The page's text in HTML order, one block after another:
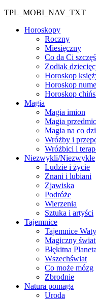
TPL_MOBI_NAV_TXT
Horoskopy
Roczny
Miesięczny
Co da Ci
Zodiak
Horoskop
Horoskop
Horoskop
Magia
Magia imion
Magia
Magia na co
Wróżby i
Wróżbici i
Niezwykli/Niezwykłe
Ludzie i życie
Znani i lubiani
Zjawiska
Podróże
Wierzenia
Sztuka i artyści
Tajemnice
Tajemnice
Magiczny
Błękitna Planeta
Wszechświat
Co może mózg
Zbrodnie
Natura pomaga
Uroda